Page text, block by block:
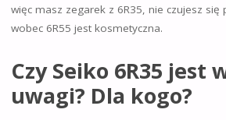
więc masz zegarek z 6R35, nie czujesz się
wobec 6R55 jest kosmetyczna.
Czy Seiko 6R35 jest
uwagi? Dla kogo?